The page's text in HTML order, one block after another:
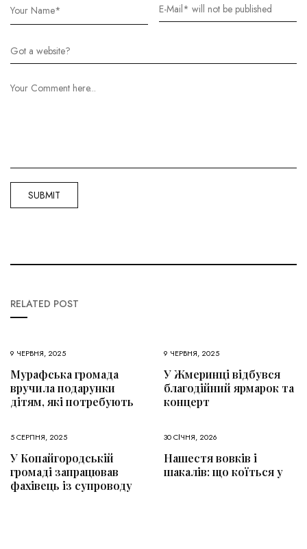
RELATED POST
9 ЧЕРВНЯ, 2025
Мурафська громада
вручила подарунки
дітям, які потребують
9 ЧЕРВНЯ, 2025
У Жмеринці відбувся
благодійний ярмарок та
концерт
5 СЕРПНЯ, 2025
У Копайгородській
громаді запрацював
фахівець із супроводу
30 СІЧНЯ, 2026
Нашестя вовків і
шакалів: що коїться у